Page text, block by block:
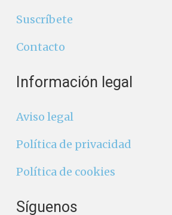
Suscríbete
Contacto
Información legal
Aviso legal
Política de privacidad
Política de cookies
Síguenos